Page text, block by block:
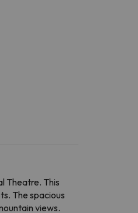
Theatre. This
The spacious
views.